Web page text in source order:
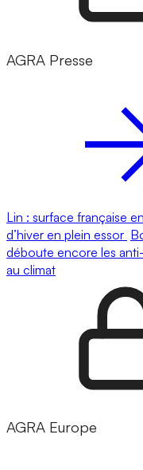
AGRA Presse
Lin : surface française
d’hiver en plein essor
déboute encore les
au climat
AGRA Europe